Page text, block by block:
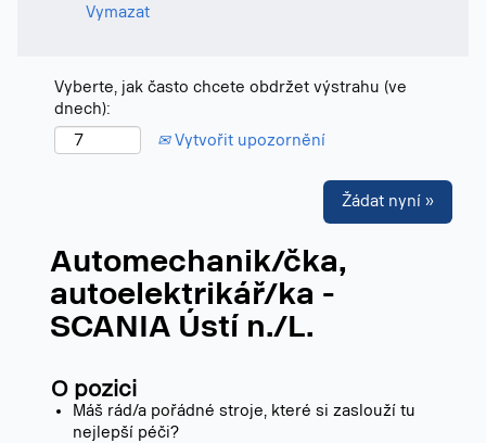
Vymazat
Vyberte, jak často chcete obdržet výstrahu (ve
dnech):
Vytvořit upozornění
Žádat nyní »
Automechanik/čka,
autoelektrikář/ka -
SCANIA Ústí n./L.
O pozici
Máš rád/a pořádné stroje, které si zaslouží tu
nejlepší péči?